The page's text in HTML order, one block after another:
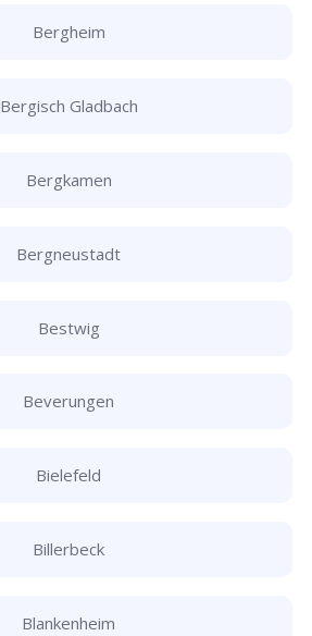
Bergheim
Bergisch Gladbach
Bergkamen
Bergneustadt
Bestwig
Beverungen
Bielefeld
Billerbeck
Blankenheim